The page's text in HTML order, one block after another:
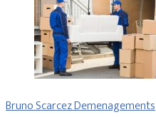
Bruno Scarcez Demenagements